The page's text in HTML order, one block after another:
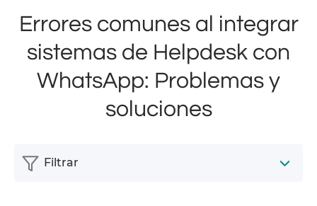
Errores comunes al integrar
sistemas de Helpdesk con
WhatsApp: Problemas y
soluciones
Filtrar